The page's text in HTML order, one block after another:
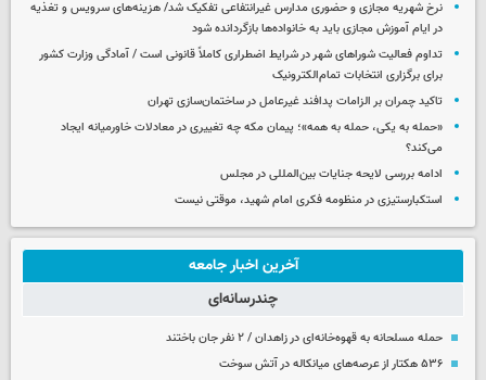
نرخ شهریه مجازی و حضوری مدارس غیرانتفاعی تفکیک شد/ هزینه‌های سرویس و تغذیه
در ایام آموزش مجازی باید به خانواده‌ها بازگردانده شود
تداوم فعالیت شوراهای شهر در شرایط اضطراری کاملاً قانونی است / آمادگی وزارت کشور
برای برگزاری انتخابات تمام‌الکترونیک
تاکید چمران بر الزامات پدافند غیرعامل در ساختمان‌سازی تهران
«حمله به یکی، حمله به همه»؛ پیمان مکه چه تغییری در معادلات خاورمیانه ایجاد
می‌کند؟
ادامه بررسی لایحه جنایات بین‌المللی در مجلس
استکبارستیزی در منظومه فکری امام شهید، موقتی نیست
آخرین اخبار جامعه
چندرسانه‌ای
حمله مسلحانه به قهوه‌خانه‌ای در زاهدان / ۲ نفر جان باختند
۵۳۶ هکتار از عرصه‌های میانکاله در آتش سوخت